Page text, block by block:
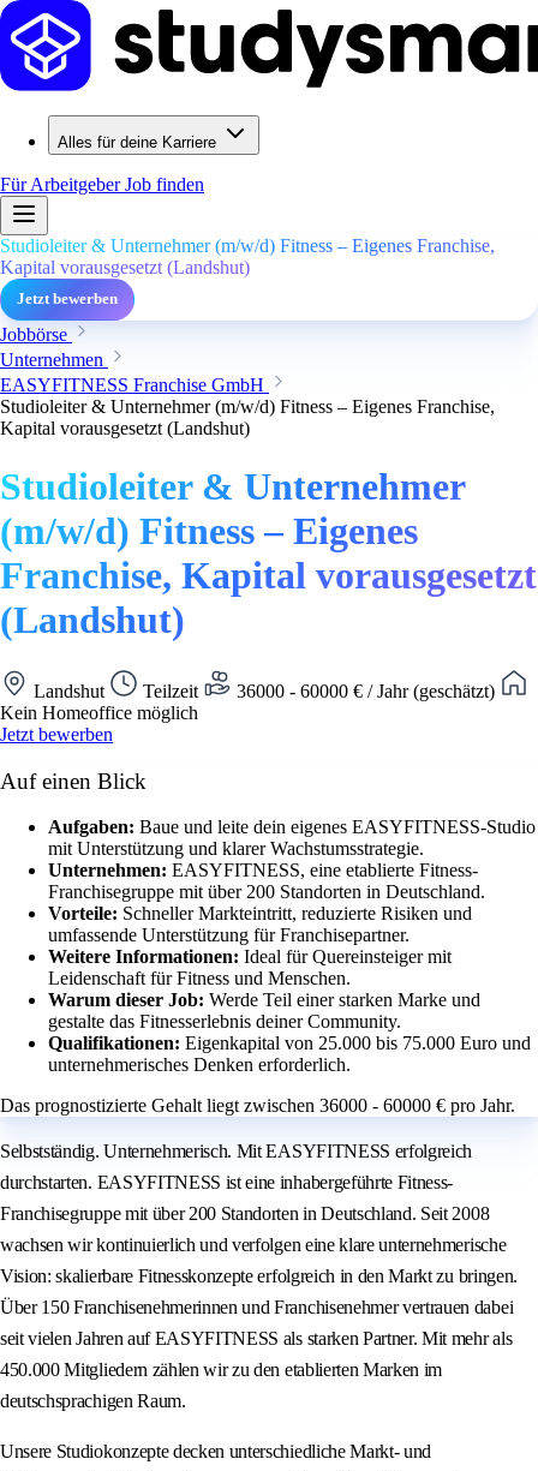
Alles für deine Karriere
Für ArbeitgeberJob finden
Studioleiter & Unternehmer (m/w/d) Fitness – Eigenes Franchise,
Kapital vorausgesetzt (Landshut)
Jetzt bewerben
Jobbörse
Unternehmen
EASYFITNESS Franchise GmbH
Studioleiter & Unternehmer (m/w/d) Fitness – Eigenes Franchise,
Kapital vorausgesetzt (Landshut)
Studioleiter & Unternehmer
(m/w/d) Fitness – Eigenes
Franchise, Kapital vorausgesetzt
(Landshut)
Landshut Teilzeit
36000 - 60000 € / Jahr (geschätzt)
Kein Homeoffice möglich
Jetzt bewerben
Auf einen Blick
Aufgaben: Baue und leite dein eigenes EASYFITNESS-Studio
mit Unterstützung und klarer Wachstumsstrategie.
Unternehmen: EASYFITNESS, eine etablierte Fitness-
Franchisegruppe mit über 200 Standorten in Deutschland.
Vorteile: Schneller Markteintritt, reduzierte Risiken und
umfassende Unterstützung für Franchisepartner.
Weitere Informationen: Ideal für Quereinsteiger mit
Leidenschaft für Fitness und Menschen.
Warum dieser Job: Werde Teil einer starken Marke und
gestalte das Fitnesserlebnis deiner Community.
Qualifikationen: Eigenkapital von 25.000 bis 75.000 Euro und
unternehmerisches Denken erforderlich.
Das prognostizierte Gehalt liegt zwischen 36000 - 60000 € pro Jahr.
Selbstständig. Unternehmerisch. Mit EASYFITNESS erfolgreich
durchstarten. EASYFITNESS ist eine inhabergeführte Fitness-
Franchisegruppe mit über 200 Standorten in Deutschland. Seit 2008
wachsen wir kontinuierlich und verfolgen eine klare unternehmerische
Vision: skalierbare Fitnesskonzepte erfolgreich in den Markt zu bringen.
Über 150 Franchisenehmerinnen und Franchisenehmer vertrauen dabei
seit vielen Jahren auf EASYFITNESS als starken Partner. Mit mehr als
450.000 Mitgliedern zählen wir zu den etablierten Marken im
deutschsprachigen Raum.
Unsere Studiokonzepte decken unterschiedliche Markt- und